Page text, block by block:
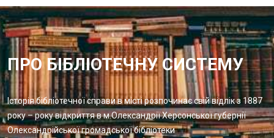
ПРО БІБЛІОТЕЧНУ СИСТЕМУ
Історія бібліотечної справи в місті розпочинає свій відлік з 1887
року – року відкриття в м.Олександрії Херсонської губернії
Олександрійської громадської бібліотеки